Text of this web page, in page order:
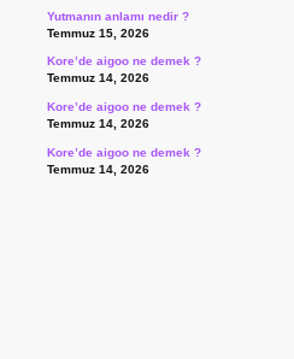
Yutmanın anlamı nedir ?
Temmuz 15, 2026
Kore’de aigoo ne demek ?
Temmuz 14, 2026
Kore’de aigoo ne demek ?
Temmuz 14, 2026
Kore’de aigoo ne demek ?
Temmuz 14, 2026